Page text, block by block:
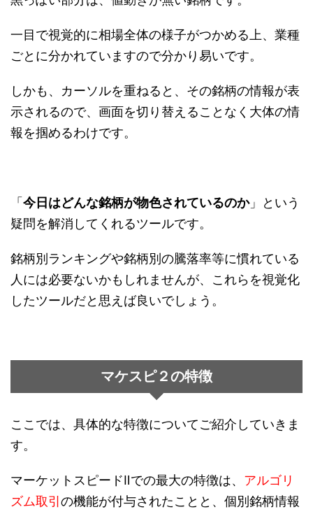
一目で視覚的に相場全体の様子がつかめる上、業種
ごとに分かれていますので分かり易いです。
しかも、カーソルを重ねると、その銘柄の情報が表
示されるので、画面を切り替えることなく大体の情
報を掴めるわけです。
「 今日はどんな銘柄が物色されているのか」という
疑問を解消してくれるツールです。
銘柄別ランキングや銘柄別の騰落率等に慣れている
人には必要ないかもしれませんが、これらを視覚化
したツールだと思えば良いでしょう。
マケスピ２の特徴
ここでは、具体的な特徴についてご紹介していきま
す。
マーケットスピードⅡでの最大の特徴は、 アルゴリ
ズム取引 の機能が付与されたことと、個別銘柄情報